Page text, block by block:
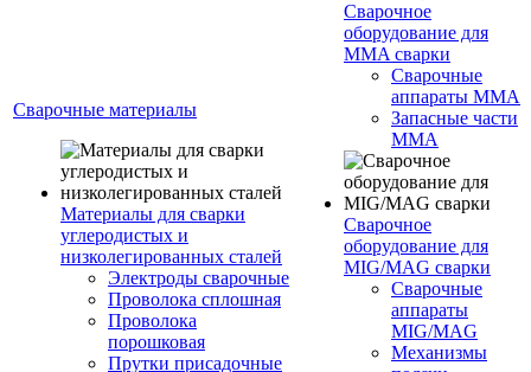
Сварочные материалы
Материалы для сварки
углеродистых и
низколегированных сталей
Электроды сварочные
Проволока сплошная
Проволока
порошковая
Прутки присадочные
Сварочное
оборудование для
MMA сварки
Сварочные
аппараты MMA
Запасные части
MMA
Сварочное
оборудование для
MIG/MAG сварки
Сварочные
аппараты
MIG/MAG
Механизмы